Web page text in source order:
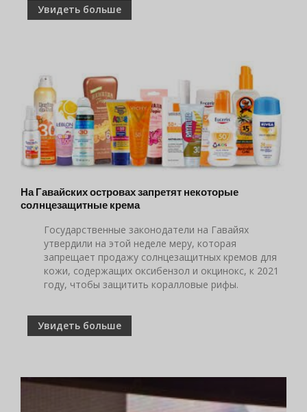
Увидеть больше
На Гавайских островах запретят некоторые
солнцезащитные крема
Государственные законодатели на Гавайях
утвердили на этой неделе меру, которая
запрещает продажу солнцезащитных кремов для
кожи, содержащих оксибензол и окцинокс, к 2021
году, чтобы защитить коралловые рифы.
Увидеть больше